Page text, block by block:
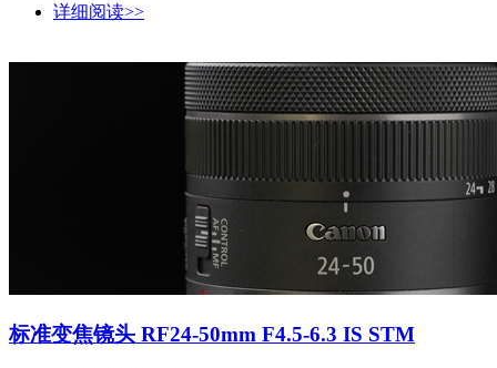
详细阅读>>
标准变焦镜头 RF24-50mm F4.5-6.3 IS STM